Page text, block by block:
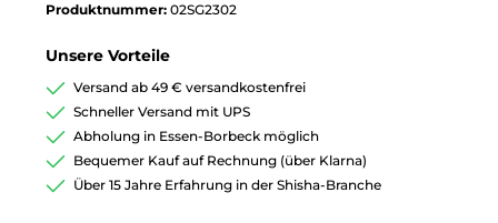
Produktnummer: 02SG2302
Unsere Vorteile
Versand ab 49 € versandkostenfrei
Schneller Versand mit UPS
Abholung in Essen-Borbeck möglich
Bequemer Kauf auf Rechnung (über Klarna)
Über 15 Jahre Erfahrung in der Shisha-Branche